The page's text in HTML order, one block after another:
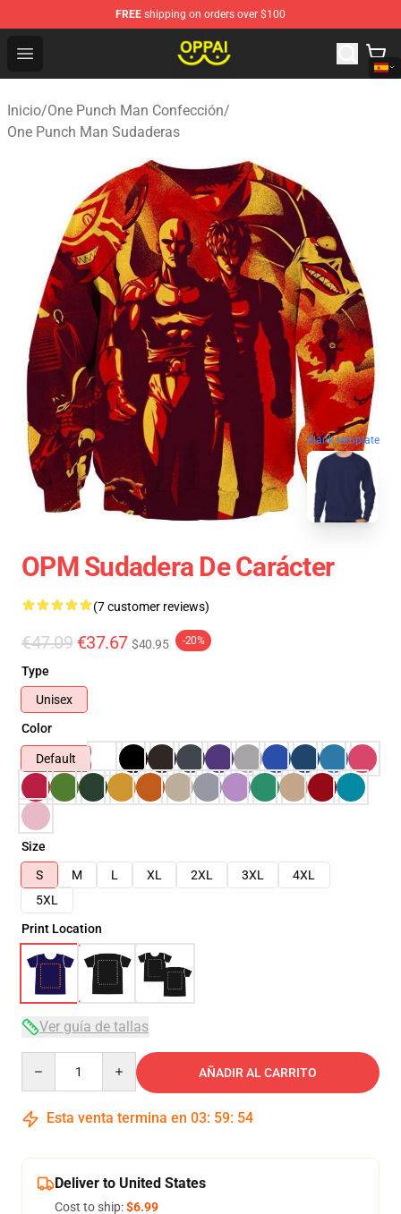
FREE shipping on orders over $100
Open menu
Oppai Store - Official Oppai Merchandise Shop
Inicio/One Punch Man Confección/
One Punch Man Sudaderas
blank template
OPM Sudadera De Carácter
(7 customer reviews)
€47.09 €37.67 $40.95 -20%
Type
Unisex
Color
Default
Size
S
M L XL 2XL 3XL
4XL
5XL
Print Location
Ver guía de tallas
AÑADIR AL CARRITO
Esta venta termina en 03: 59: 54
Deliver to United States
Cost to ship:$6.99